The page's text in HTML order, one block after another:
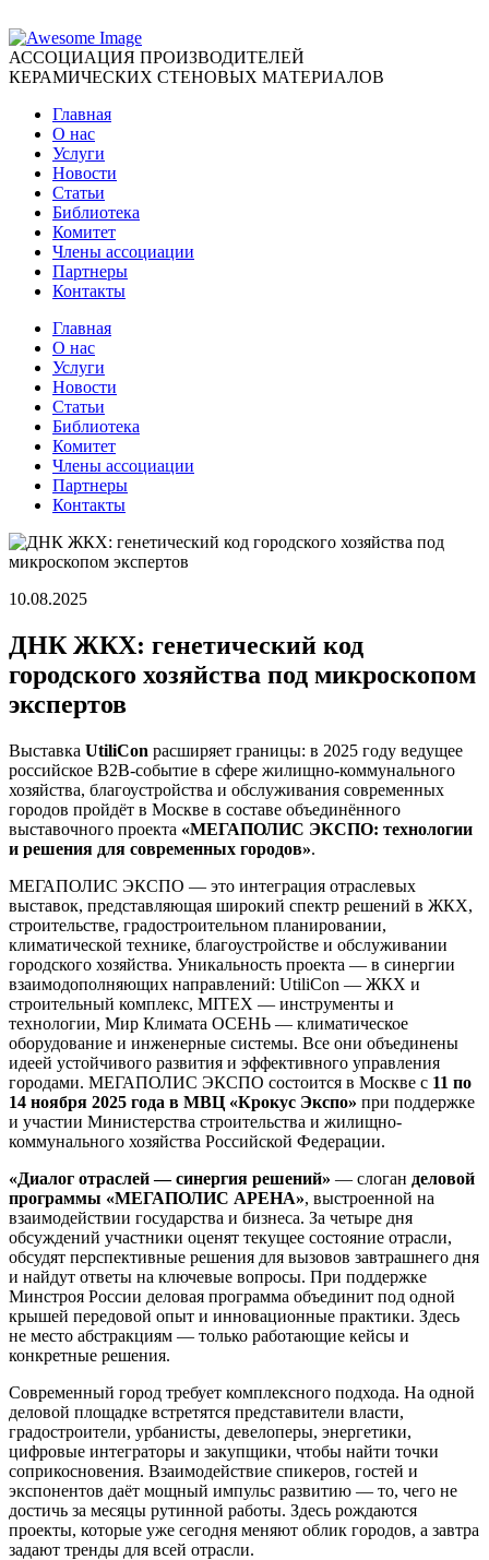
АССОЦИАЦИЯ ПРОИЗВОДИТЕЛЕЙ
КЕРАМИЧЕСКИХ СТЕНОВЫХ МАТЕРИАЛОВ
Главная
О нас
Услуги
Новости
Статьи
Библиотека
Комитет
Члены ассоциации
Партнеры
Контакты
Главная
О нас
Услуги
Новости
Статьи
Библиотека
Комитет
Члены ассоциации
Партнеры
Контакты
10.08.2025
ДНК ЖКХ: генетический код
городского хозяйства под микроскопом
экспертов
Выставка UtiliCon расширяет границы: в 2025 году ведущее
российское B2B-событие в сфере жилищно-коммунального
хозяйства, благоустройства и обслуживания современных
городов пройдёт в Москве в составе объединённого
выставочного проекта «МЕГАПОЛИС ЭКСПО: технологии
и решения для современных городов».
МЕГАПОЛИС ЭКСПО — это интеграция отраслевых
выставок, представляющая широкий спектр решений в ЖКХ,
строительстве, градостроительном планировании,
климатической технике, благоустройстве и обслуживании
городского хозяйства. Уникальность проекта — в синергии
взаимодополняющих направлений: UtiliCon — ЖКХ и
строительный комплекс, MITEX — инструменты и
технологии, Мир Климата ОСЕНЬ — климатическое
оборудование и инженерные системы. Все они объединены
идеей устойчивого развития и эффективного управления
городами. МЕГАПОЛИС ЭКСПО состоится в Москве с 11 по
14 ноября 2025 года в МВЦ «Крокус Экспо» при поддержке
и участии Министерства строительства и жилищно-
коммунального хозяйства Российской Федерации.
«Диалог отраслей — синергия решений» — слоган деловой
программы «МЕГАПОЛИС АРЕНА», выстроенной на
взаимодействии государства и бизнеса. За четыре дня
обсуждений участники оценят текущее состояние отрасли,
обсудят перспективные решения для вызовов завтрашнего дня
и найдут ответы на ключевые вопросы. При поддержке
Минстроя России деловая программа объединит под одной
крышей передовой опыт и инновационные практики. Здесь
не место абстракциям — только работающие кейсы и
конкретные решения.
Современный город требует комплексного подхода. На одной
деловой площадке встретятся представители власти,
градостроители, урбанисты, девелоперы, энергетики,
цифровые интеграторы и закупщики, чтобы найти точки
соприкосновения. Взаимодействие спикеров, гостей и
экспонентов даёт мощный импульс развитию — то, чего не
достичь за месяцы рутинной работы. Здесь рождаются
проекты, которые уже сегодня меняют облик городов, а завтра
задают тренды для всей отрасли.